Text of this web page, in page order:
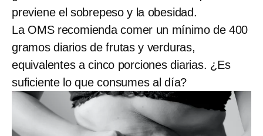
previene el sobrepeso y la obesidad.
La OMS recomienda comer un mínimo de 400
gramos diarios de frutas y verduras,
equivalentes a cinco porciones diarias. ¿Es
suficiente lo que consumes al día?